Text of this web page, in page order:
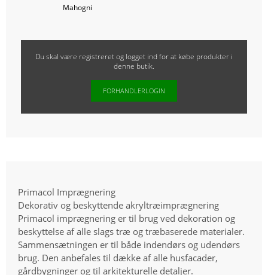
Mahogni
Du skal være registreret og logget ind for at købe produkter i
denne butik.
FORHANDLERLOGIN
Primacol Imprægnering
Dekorativ og beskyttende akryltræimprægnering
Primacol imprægnering er til brug ved dekoration og
beskyttelse af alle slags træ og træbaserede materialer.
Sammensætningen er til både indendørs og udendørs
brug. Den anbefales til dække af alle husfacader,
gårdbygninger og til arkitekturelle detaljer.